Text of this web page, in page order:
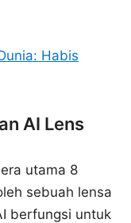
Habis
AI Lens
utama 8
sebuah lensa
berfungsi untuk